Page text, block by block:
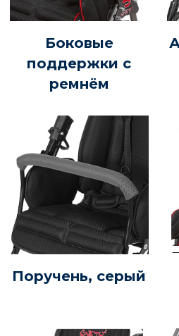
Боковые
поддержки с
ремнём
Поручень, серый